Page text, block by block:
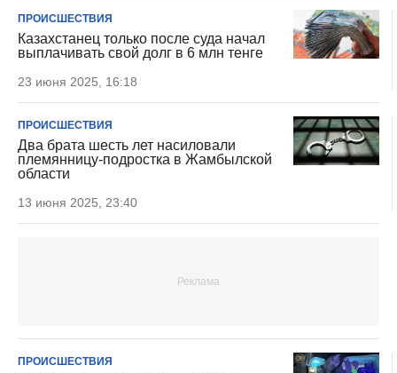
ПРОИСШЕСТВИЯ
Казахстанец только после суда начал
выплачивать свой долг в 6 млн тенге
23 июня 2025, 16:18
ПРОИСШЕСТВИЯ
Два брата шесть лет насиловали
племянницу-подростка в Жамбылской
области
13 июня 2025, 23:40
ПРОИСШЕСТВИЯ